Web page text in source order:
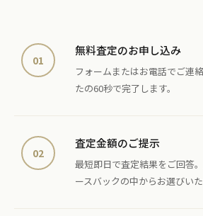
01
無料査定のお申し込み
フォームまたはお電話でご連
たの60秒で完了します。
02
査定金額のご提示
最短即日で査定結果をご回答
ースバックの中からお選びいた